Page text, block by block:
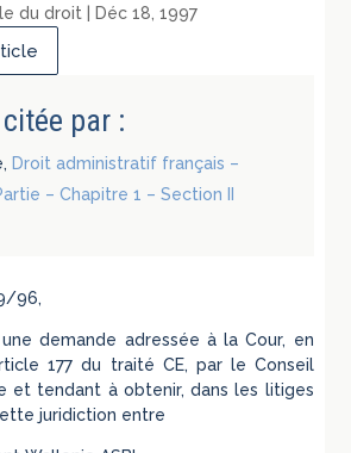
du droit Déc 18, 1997
par :
Droit administratif français –
– Chapitre 1 – Section II
96,
demande adressée à la Cour, en
177 du traité CE, par le Conseil
et tendant à obtenir, dans les litiges
juridiction entre